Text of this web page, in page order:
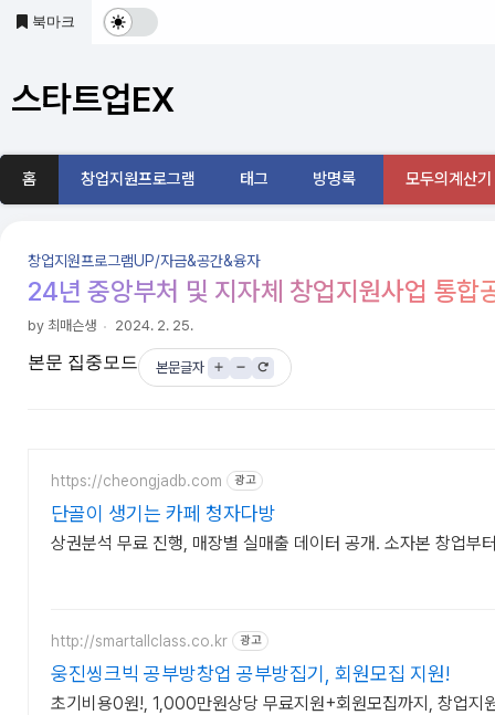
본문 바로가기
북마크 다
및
기
드
전
스타트업EX
홈 창업지원프로그램 태그 방명록 모두의계산기
창업지원프로그램UP/자금&공간&융자
24년 중앙부처 및 지자체 창업지원사업 통합
by 최매슨생 2024. 2. 25.
본문 집중모드 본문글자
https://cheongjadb.com 광고
단골이 생기는 카페 청자다방
상권분석 무료 진행, 매장별 실매출 데이터 공개. 소자본 창업부
http://smartallclass.co.kr 광고
웅진씽크빅 공부방창업 공부방집기, 회원모집 지원!
초기비용0원!, 1,000만원상당 무료지원+회원모집까지, 창업지